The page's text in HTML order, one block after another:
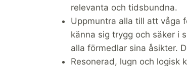
relevanta och tidsbundna.
Uppmuntra alla till att våga
känna sig trygg och säker i
alla förmedlar sina åsikter.
Resonerad, lugn och logisk